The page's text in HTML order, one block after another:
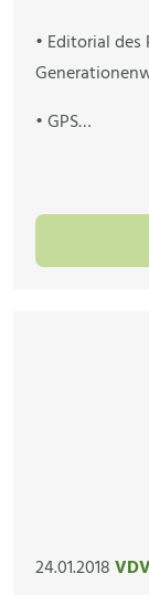
• Editorial des
• GPS…
24.01.2018